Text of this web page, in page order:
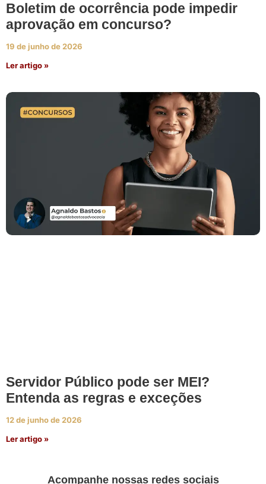
Boletim de ocorrência pode impedir
aprovação em concurso?
19 de junho de 2026
Ler artigo »
Servidor Público pode ser MEI?
Entenda as regras e exceções
12 de junho de 2026
Ler artigo »
Acompanhe nossas redes sociais